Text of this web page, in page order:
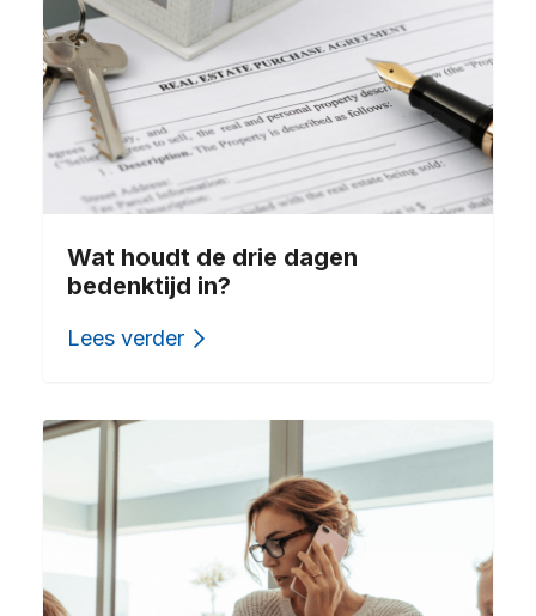
Wat houdt de drie dagen
bedenktijd in?
Lees verder